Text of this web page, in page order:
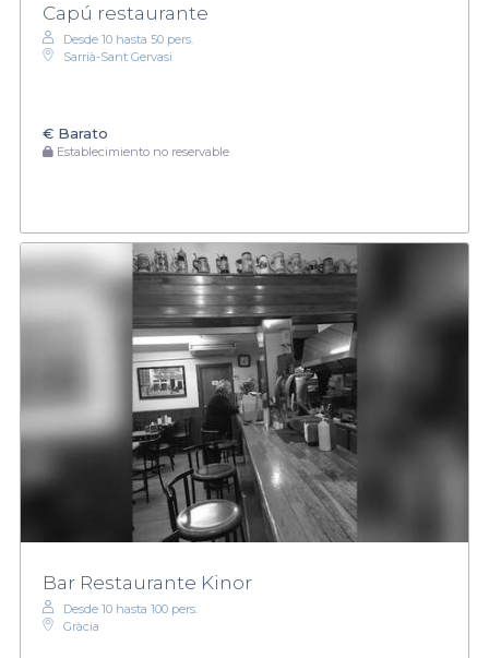
Capú restaurante
Desde 10 hasta 50 pers.
Sarrià-Sant Gervasi
€ Barato
Establecimiento no reservable
Bar Restaurante Kinor
Desde 10 hasta 100 pers.
Gràcia